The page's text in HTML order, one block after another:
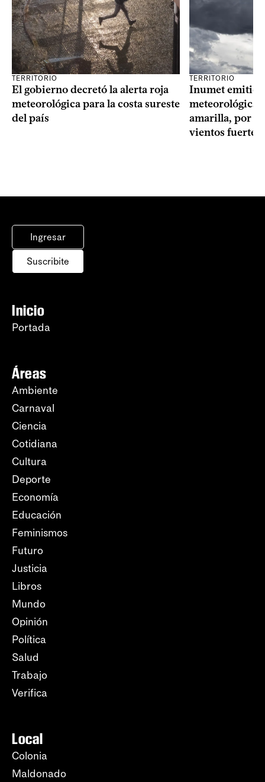
TERRITORIO
El gobierno decretó la alerta roja
meteorológica para la costa sureste
del país
TERRITORIO
Inumet emitió
meteorológica,
amarilla, por
vientos fuertes
Ingresar
Suscribite
Inicio
Portada
Áreas
Ambiente
Carnaval
Ciencia
Cotidiana
Cultura
Deporte
Economía
Educación
Feminismos
Futuro
Justicia
Libros
Mundo
Opinión
Política
Salud
Trabajo
Verifica
Local
Colonia
Maldonado